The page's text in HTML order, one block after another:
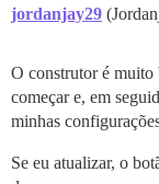
jordanjay29
O construtor é muito
começar e, em
minhas
Se eu atualizar, o